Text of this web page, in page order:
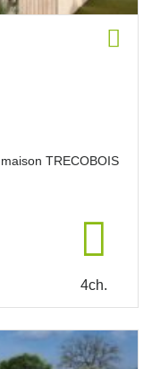
TRECOBOIS
4ch.